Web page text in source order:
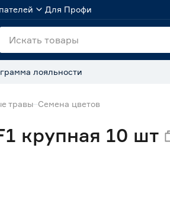
Для Профи
лояльности
травы Семена цветов
крупная 10 шт